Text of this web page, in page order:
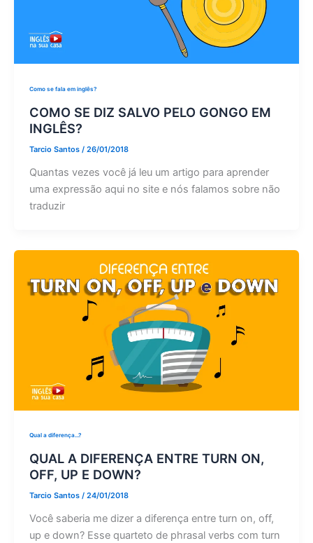
Como se fala em inglês?
COMO SE DIZ SALVO PELO GONGO EM
INGLÊS?
Tarcio Santos / 26/01/2018
Quantas vezes você já leu um artigo para aprender
uma expressão aqui no site e nós falamos sobre não
traduzir
Qual a diferença...?
QUAL A DIFERENÇA ENTRE TURN ON,
OFF, UP E DOWN?
Tarcio Santos / 24/01/2018
Você saberia me dizer a diferença entre turn on, off,
up e down? Esse quarteto de phrasal verbs com turn